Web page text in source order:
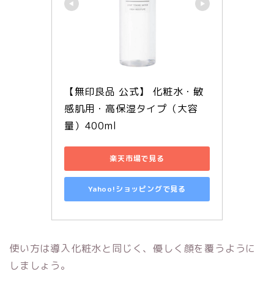
【無印良品 公式】 化粧水・敏
感肌用・高保湿タイプ（大容
量）400ml
楽天市場で見る
Yahoo!ショッピングで見る
使い方は導入化粧水と同じく、優しく顔を覆うように
しましょう。